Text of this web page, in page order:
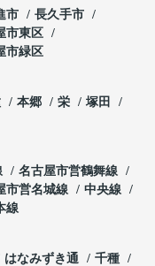
市
長久手市
市東区
市緑区
本郷 栄
塚田
名古屋市営鶴舞線
市営名城線
中央線
線
はなみずき通
千種